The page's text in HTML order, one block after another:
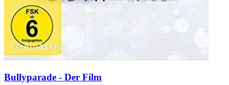
Bullyparade - Der Film